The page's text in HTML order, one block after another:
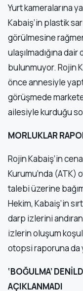
Yurt kameralarına
Kabaiş’in plastik
görülmesine
ulaşılmadığına
bulunmuyor. Rojin
önce annesiyle
görüşmede
ailesiyle kurduğu
MORLUKLAR
Rojin Kabaiş’in
Kurumu’nda (ATK)
talebi üzerine
Hekim, Kabaiş’in
darp izlerini
izlerin oluşum
otopsi raporuna da
‘BOĞULMA’
AÇIKLANMADI